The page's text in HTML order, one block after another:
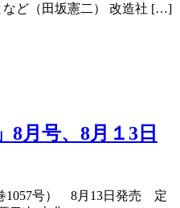
など（田坂憲二） 改造社 […]
8月号、8月１3日
1057号） 8月13日発売 定